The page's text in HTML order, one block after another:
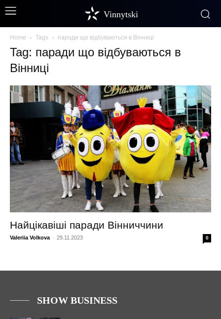
Vinnytski
Home Tags паради що відбуваються в Вінниці
Tag: паради що відбуваються в
Вінниці
Найцікавіші паради Вінниччини
Valeriia Volkova - 29.11.2023 0
SHOW BUSINESS